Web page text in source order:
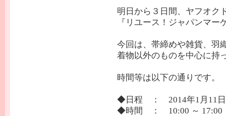
明日から３日間、ヤフオク
『リユース！ジャパンマ
今回は、帯締めや雑貨、羽
着物以外のものを中心に持
時間等は以下の通りです。
◆日程 ： 2014年1月11日
◆時間 ： 10:00 ～ 17:00